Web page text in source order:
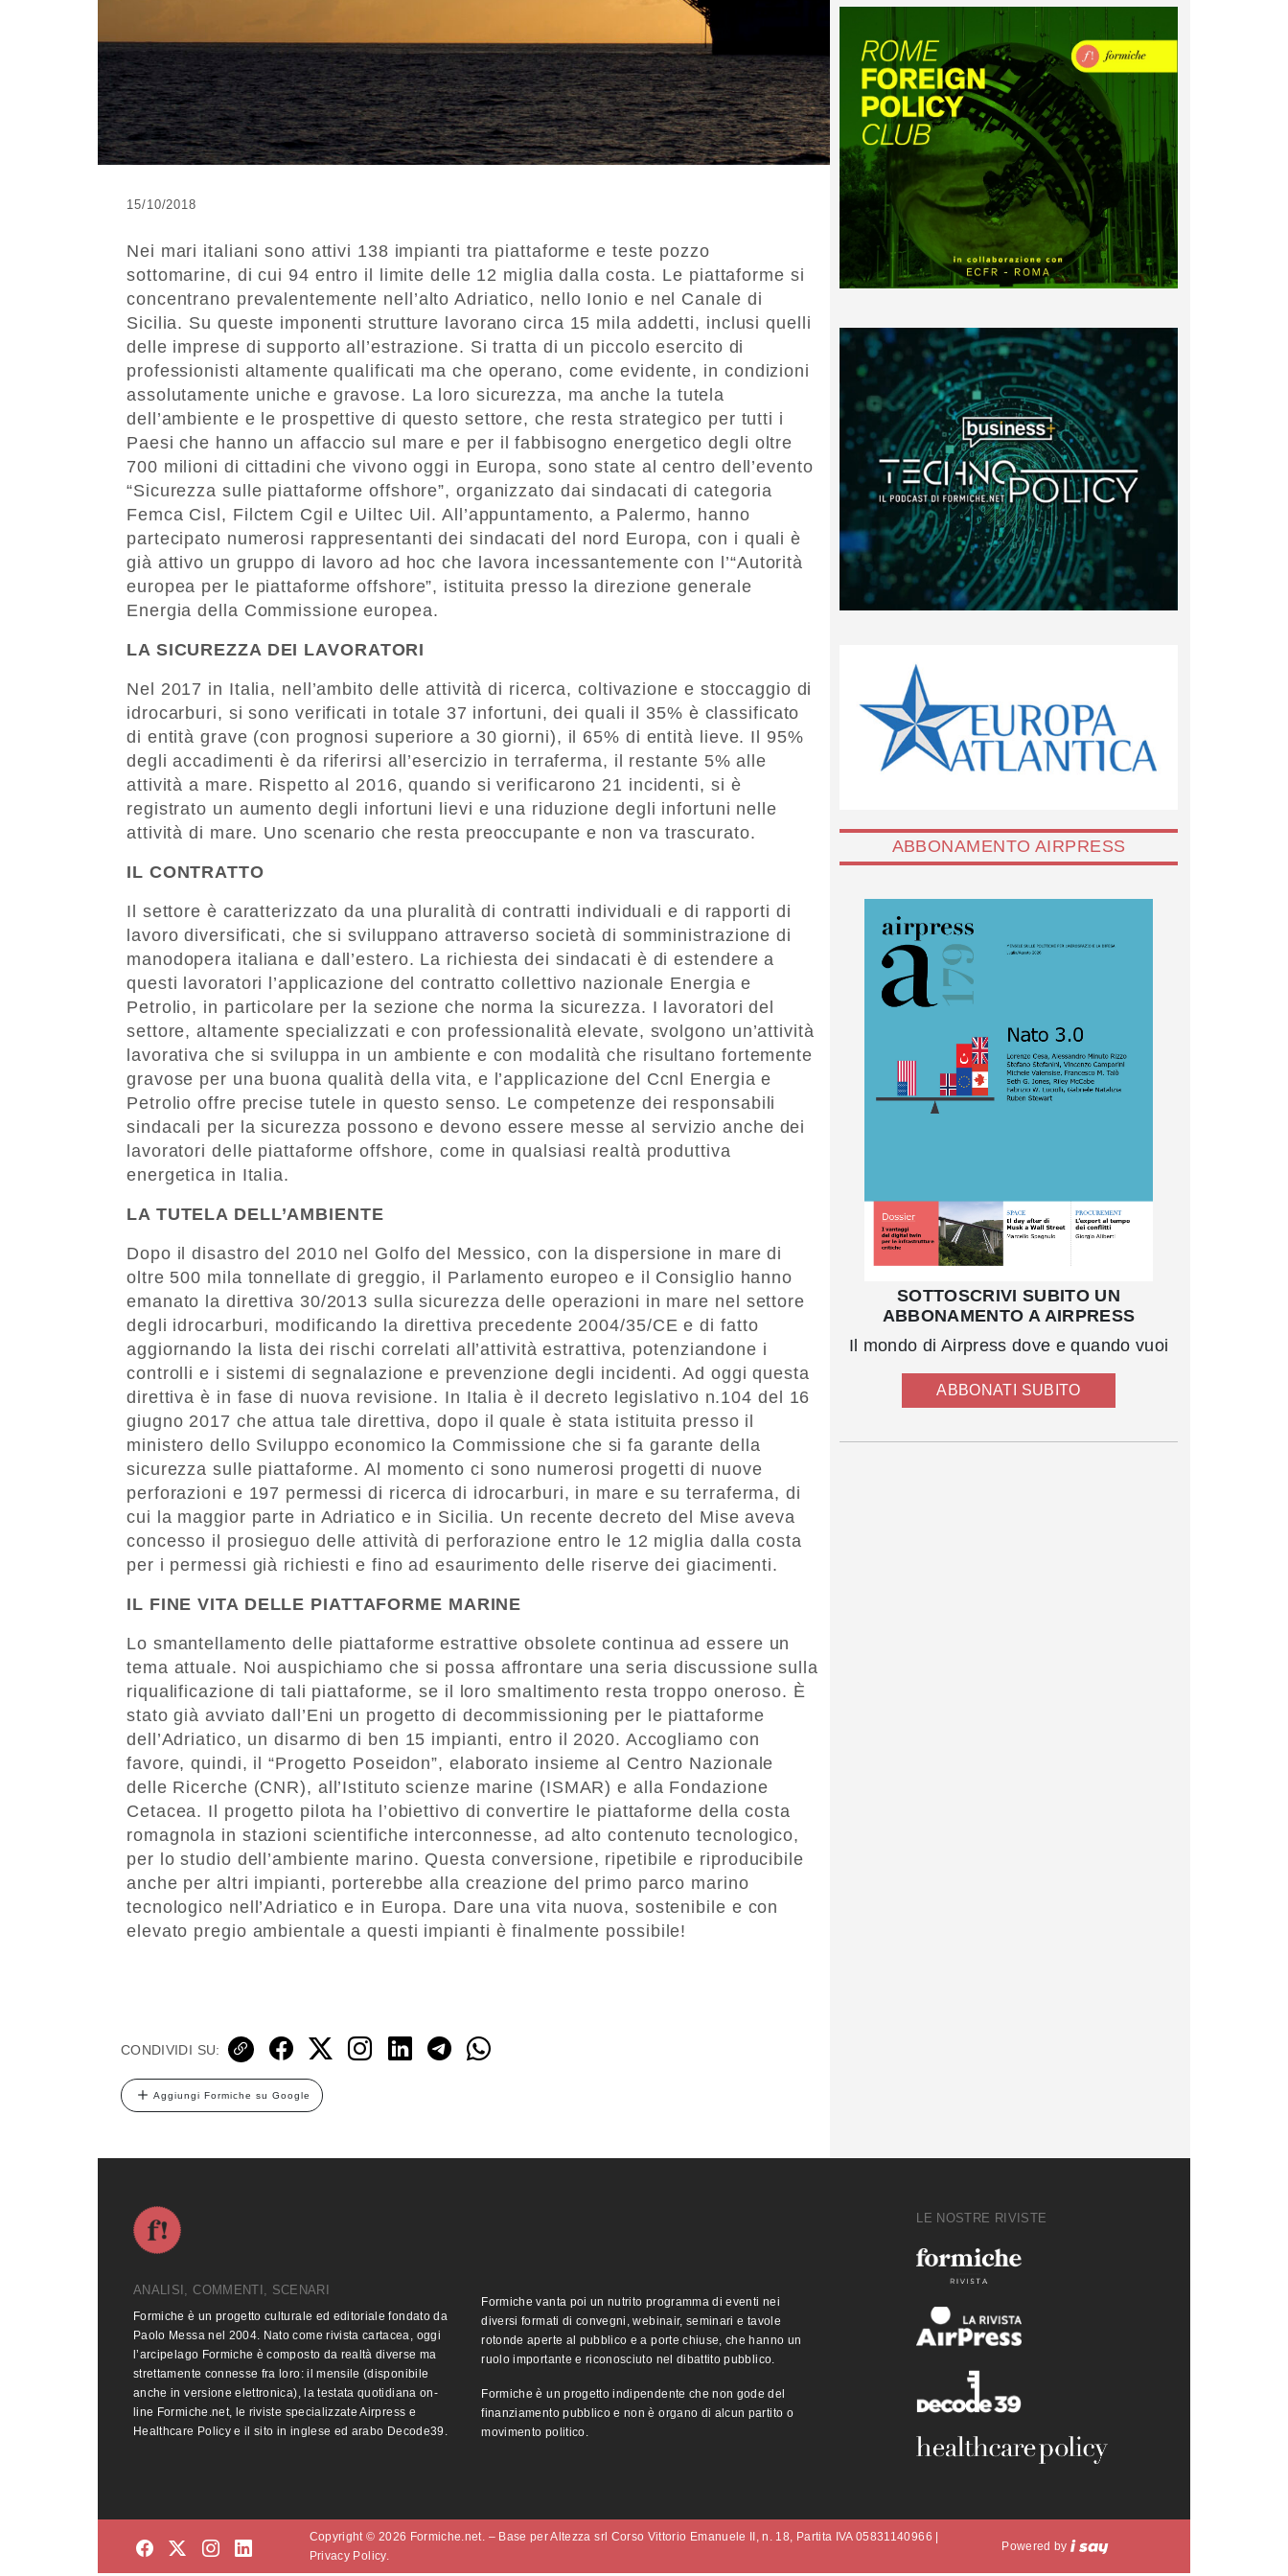
15/10/2018
Nei mari italiani sono attivi 138 impianti tra piattaforme e teste pozzo
sottomarine, di cui 94 entro il limite delle 12 miglia dalla costa. Le piattaforme si
concentrano prevalentemente nell’alto Adriatico, nello Ionio e nel Canale di
Sicilia. Su queste imponenti strutture lavorano circa 15 mila addetti, inclusi quelli
delle imprese di supporto all’estrazione. Si tratta di un piccolo esercito di
professionisti altamente qualificati ma che operano, come evidente, in condizioni
assolutamente uniche e gravose. La loro sicurezza, ma anche la tutela
dell’ambiente e le prospettive di questo settore, che resta strategico per tutti i
Paesi che hanno un affaccio sul mare e per il fabbisogno energetico degli oltre
700 milioni di cittadini che vivono oggi in Europa, sono state al centro dell’evento
“Sicurezza sulle piattaforme offshore”, organizzato dai sindacati di categoria
Femca Cisl, Filctem Cgil e Uiltec Uil. All’appuntamento, a Palermo, hanno
partecipato numerosi rappresentanti dei sindacati del nord Europa, con i quali è
già attivo un gruppo di lavoro ad hoc che lavora incessantemente con l’“Autorità
europea per le piattaforme offshore”, istituita presso la direzione generale
Energia della Commissione europea.
LA SICUREZZA DEI LAVORATORI
Nel 2017 in Italia, nell’ambito delle attività di ricerca, coltivazione e stoccaggio di
idrocarburi, si sono verificati in totale 37 infortuni, dei quali il 35% è classificato
di entità grave (con prognosi superiore a 30 giorni), il 65% di entità lieve. Il 95%
degli accadimenti è da riferirsi all’esercizio in terraferma, il restante 5% alle
attività a mare. Rispetto al 2016, quando si verificarono 21 incidenti, si è
registrato un aumento degli infortuni lievi e una riduzione degli infortuni nelle
attività di mare. Uno scenario che resta preoccupante e non va trascurato.
IL CONTRATTO
Il settore è caratterizzato da una pluralità di contratti individuali e di rapporti di
lavoro diversificati, che si sviluppano attraverso società di somministrazione di
manodopera italiana e dall’estero. La richiesta dei sindacati è di estendere a
questi lavoratori l’applicazione del contratto collettivo nazionale Energia e
Petrolio, in particolare per la sezione che norma la sicurezza. I lavoratori del
settore, altamente specializzati e con professionalità elevate, svolgono un’attività
lavorativa che si sviluppa in un ambiente e con modalità che risultano fortemente
gravose per una buona qualità della vita, e l’applicazione del Ccnl Energia e
Petrolio offre precise tutele in questo senso. Le competenze dei responsabili
sindacali per la sicurezza possono e devono essere messe al servizio anche dei
lavoratori delle piattaforme offshore, come in qualsiasi realtà produttiva
energetica in Italia.
LA TUTELA DELL’AMBIENTE
Dopo il disastro del 2010 nel Golfo del Messico, con la dispersione in mare di
oltre 500 mila tonnellate di greggio, il Parlamento europeo e il Consiglio hanno
emanato la direttiva 30/2013 sulla sicurezza delle operazioni in mare nel settore
degli idrocarburi, modificando la direttiva precedente 2004/35/CE e di fatto
aggiornando la lista dei rischi correlati all’attività estrattiva, potenziandone i
controlli e i sistemi di segnalazione e prevenzione degli incidenti. Ad oggi questa
direttiva è in fase di nuova revisione. In Italia è il decreto legislativo n.104 del 16
giugno 2017 che attua tale direttiva, dopo il quale è stata istituita presso il
ministero dello Sviluppo economico la Commissione che si fa garante della
sicurezza sulle piattaforme. Al momento ci sono numerosi progetti di nuove
perforazioni e 197 permessi di ricerca di idrocarburi, in mare e su terraferma, di
cui la maggior parte in Adriatico e in Sicilia. Un recente decreto del Mise aveva
concesso il prosieguo delle attività di perforazione entro le 12 miglia dalla costa
per i permessi già richiesti e fino ad esaurimento delle riserve dei giacimenti.
IL FINE VITA DELLE PIATTAFORME MARINE
Lo smantellamento delle piattaforme estrattive obsolete continua ad essere un
tema attuale. Noi auspichiamo che si possa affrontare una seria discussione sulla
riqualificazione di tali piattaforme, se il loro smaltimento resta troppo oneroso. È
stato già avviato dall’Eni un progetto di decommissioning per le piattaforme
dell’Adriatico, un disarmo di ben 15 impianti, entro il 2020. Accogliamo con
favore, quindi, il “Progetto Poseidon”, elaborato insieme al Centro Nazionale
delle Ricerche (CNR), all’Istituto scienze marine (ISMAR) e alla Fondazione
Cetacea. Il progetto pilota ha l’obiettivo di convertire le piattaforme della costa
romagnola in stazioni scientifiche interconnesse, ad alto contenuto tecnologico,
per lo studio dell’ambiente marino. Questa conversione, ripetibile e riproducibile
anche per altri impianti, porterebbe alla creazione del primo parco marino
tecnologico nell’Adriatico e in Europa. Dare una vita nuova, sostenibile e con
elevato pregio ambientale a questi impianti è finalmente possibile!
CONDIVIDI SU:
Aggiungi Formiche su Google
ABBONAMENTO AIRPRESS
SOTTOSCRIVI SUBITO UN
ABBONAMENTO A AIRPRESS
Il mondo di Airpress dove e quando vuoi
ABBONATI SUBITO
ANALISI, COMMENTI, SCENARI
Formiche è un progetto culturale ed editoriale fondato da
Paolo Messa nel 2004. Nato come rivista cartacea, oggi
l’arcipelago Formiche è composto da realtà diverse ma
strettamente connesse fra loro: il mensile (disponibile
anche in versione elettronica), la testata quotidiana on-
line Formiche.net, le riviste specializzate Airpress e
Healthcare Policy e il sito in inglese ed arabo Decode39.
Formiche vanta poi un nutrito programma di eventi nei
diversi formati di convegni, webinair, seminari e tavole
rotonde aperte al pubblico e a porte chiuse, che hanno un
ruolo importante e riconosciuto nel dibattito pubblico.
Formiche è un progetto indipendente che non gode del
finanziamento pubblico e non è organo di alcun partito o
movimento politico.
LE NOSTRE RIVISTE
Copyright © 2026 Formiche.net. – Base per Altezza srl Corso Vittorio Emanuele II, n. 18, Partita IVA 05831140966 |
Privacy Policy.
Powered by